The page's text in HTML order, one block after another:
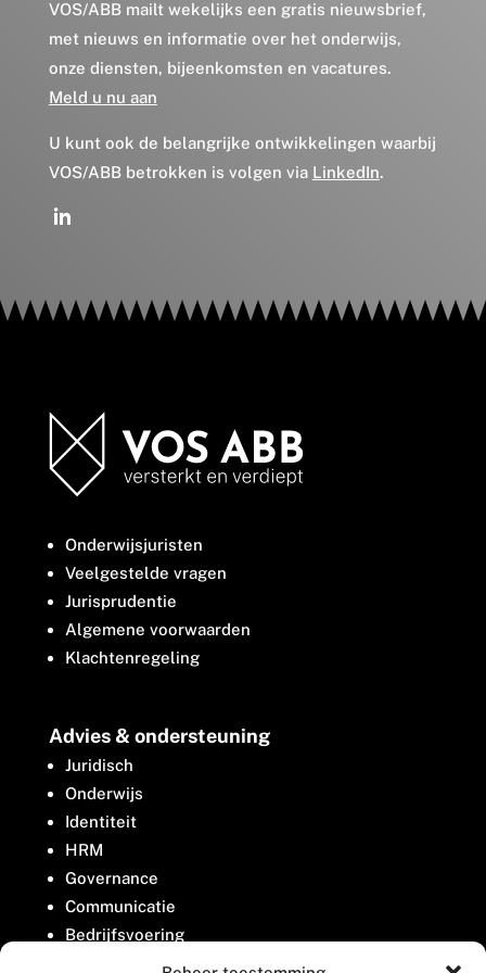
VOS/ABB mailt wekelijks een gratis nieuwsbrief,
met nieuws en informatie over het onderwijs,
onze diensten, bijeenkomsten en vacatures.
Meld u nu aan
U kunt ook de belangrijke ontwikkelingen waarbij
VOS/ABB betrokken is volgen via LinkedIn.
Onderwijsjuristen
Veelgestelde vragen
Jurisprudentie
Algemene voorwaarden
Klachtenregeling
Advies & ondersteuning
Juridisch
Onderwijs
Identiteit
HRM
Governance
Communicatie
Bedrijfsvoering
Belangenbehartiging